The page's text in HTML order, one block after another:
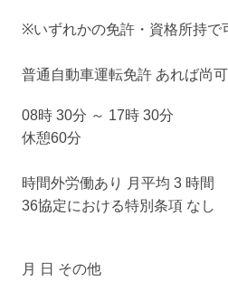
※いずれかの免許・資格所持で
普通自動車運転免許 あれば尚可
08時 30分 ～ 17時 30分
休憩60分
時間外労働あり 月平均 3 時間
36協定における特別条項 なし
月 日 その他